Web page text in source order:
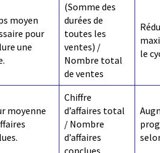
moyen
pour
une
(Somme des
durées de
toutes les
ventes) /
Nombre total
de ventes
le
moyenne
Chiffre
d’affaires total
/ Nombre
d’affaires